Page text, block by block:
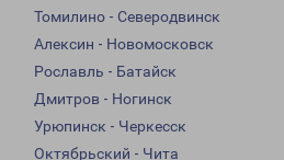
Томилино - Северодвинск
Алексин - Новомосковск
Рославль - Батайск
Дмитров - Ногинск
Урюпинск - Черкесск
Октябрьский - Чита